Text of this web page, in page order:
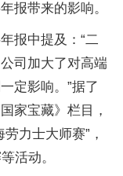
报带来的影响。
报中提及：“二
司加大了对高端
定影响。”据了
家宝藏》栏目，
力士大师赛”，
活动。